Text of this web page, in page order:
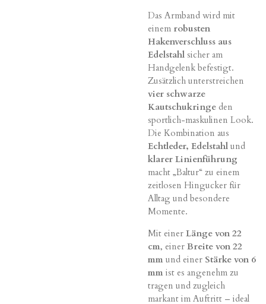
Das Armband wird mit
einem robusten
Hakenverschluss aus
Edelstahl sicher am
Handgelenk befestigt.
Zusätzlich unterstreichen
vier schwarze
Kautschukringe den
sportlich-maskulinen Look.
Die Kombination aus
Echtleder, Edelstahl und
klarer Linienführung
macht „Baltur“ zu einem
zeitlosen Hingucker für
Alltag und besondere
Momente.
Mit einer Länge von 22
cm, einer Breite von 22
mm und einer Stärke von 6
mm ist es angenehm zu
tragen und zugleich
markant im Auftritt – ideal